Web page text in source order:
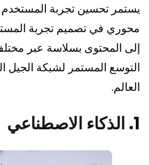
يستمر تحسين تجربة
محوري في تصميم تجربة
إلى المحتوى بسلاسة عبر
التوسع المستمر لشبكة الجيل
العالم.
1. الذكاء الاصطناعي